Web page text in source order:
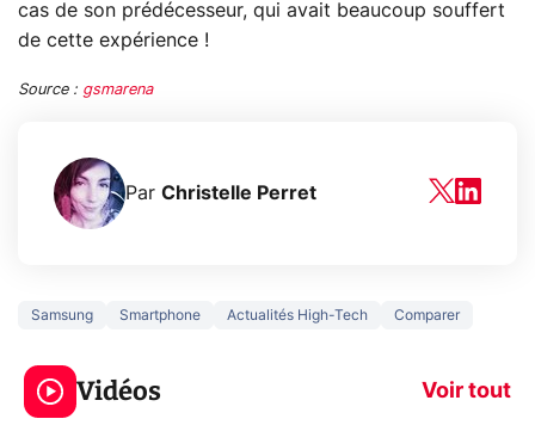
cas de son prédécesseur, qui avait beaucoup souffert
de cette expérience !
Source : gsmarena
Par Christelle Perret
Samsung Smartphone Actualités High-Tech Comparer
Vidéos Voir tout
3 écrans en 1 pour
319€ ? Voici L'AOC
CQ32G4ZA !
5
prochaine